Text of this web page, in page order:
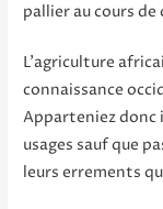
pallier au cours de
L’agriculture
connaissance
Apparteniez donc
usages sauf que
leurs errements